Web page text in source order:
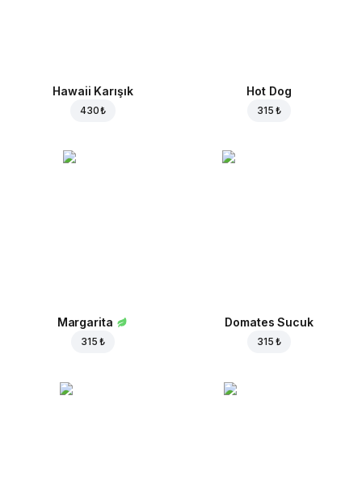
Hawaii Karışık
430 ₺
Hot Dog
315 ₺
Margarita
315 ₺
Domates Sucuk
315 ₺